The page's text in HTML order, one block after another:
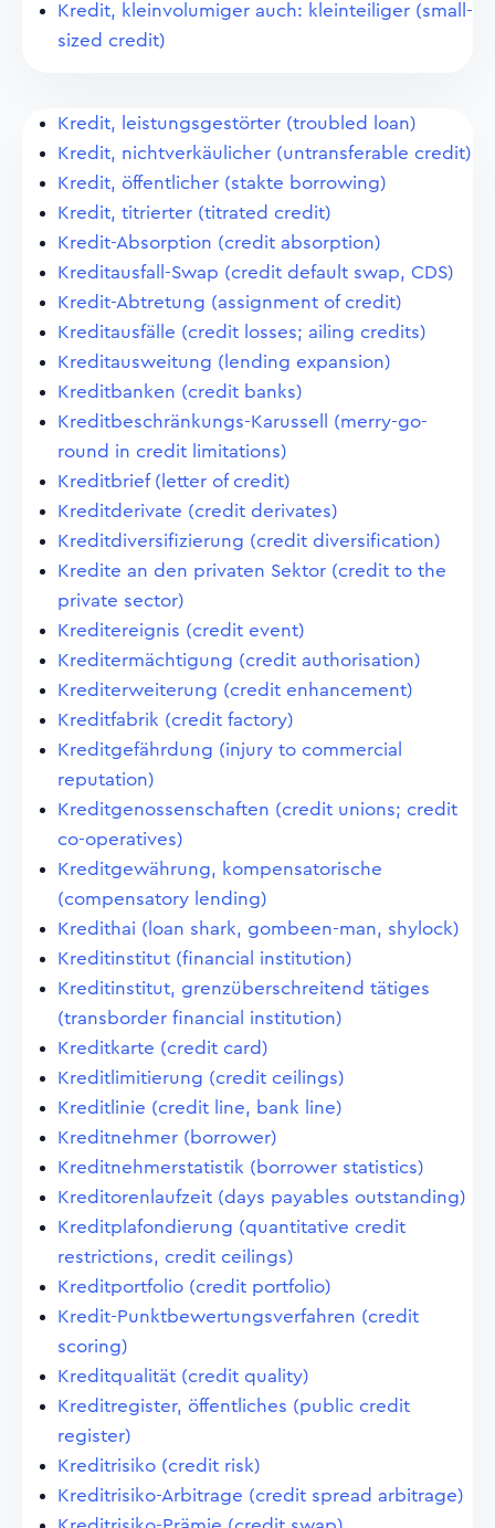
Kredit, kleinvolumiger auch: kleinteiliger (small-
sized credit)
Kredit, leistungsgestörter (troubled loan)
Kredit, nichtverkäulicher (untransferable credit)
Kredit, öffentlicher (stakte borrowing)
Kredit, titrierter (titrated credit)
Kredit-Absorption (credit absorption)
Kreditausfall-Swap (credit default swap, CDS)
Kredit-Abtretung (assignment of credit)
Kreditausfälle (credit losses; ailing credits)
Kreditausweitung (lending expansion)
Kreditbanken (credit banks)
Kreditbeschränkungs-Karussell (merry-go-
round in credit limitations)
Kreditbrief (letter of credit)
Kreditderivate (credit derivates)
Kreditdiversifizierung (credit diversification)
Kredite an den privaten Sektor (credit to the
private sector)
Kreditereignis (credit event)
Kreditermächtigung (credit authorisation)
Krediterweiterung (credit enhancement)
Kreditfabrik (credit factory)
Kreditgefährdung (injury to commercial
reputation)
Kreditgenossenschaften (credit unions; credit
co-operatives)
Kreditgewährung, kompensatorische
(compensatory lending)
Kredithai (loan shark, gombeen-man, shylock)
Kreditinstitut (financial institution)
Kreditinstitut, grenzüberschreitend tätiges
(transborder financial institution)
Kreditkarte (credit card)
Kreditlimitierung (credit ceilings)
Kreditlinie (credit line, bank line)
Kreditnehmer (borrower)
Kreditnehmerstatistik (borrower statistics)
Kreditorenlaufzeit (days payables outstanding)
Kreditplafondierung (quantitative credit
restrictions, credit ceilings)
Kreditportfolio (credit portfolio)
Kredit-Punktbewertungsverfahren (credit
scoring)
Kreditqualität (credit quality)
Kreditregister, öffentliches (public credit
register)
Kreditrisiko (credit risk)
Kreditrisiko-Arbitrage (credit spread arbitrage)